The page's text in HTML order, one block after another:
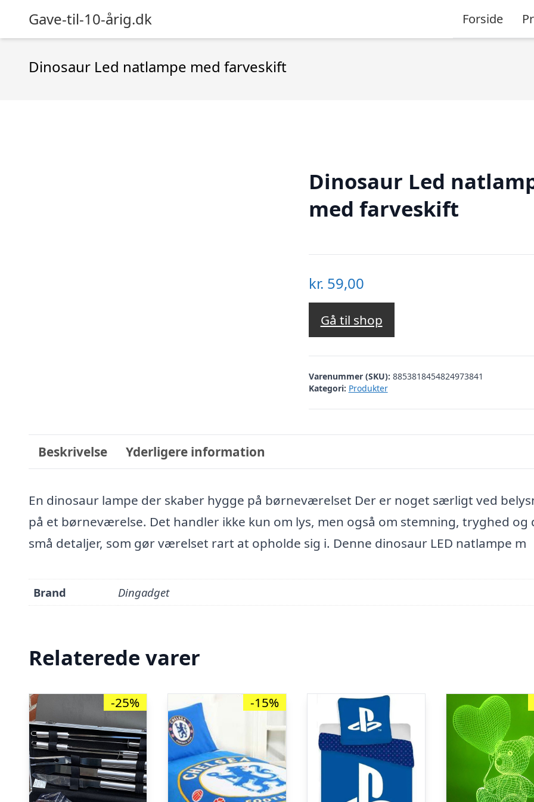
Gave-til-10-årig.dk Forside
Dinosaur Led natlampe med farveskift
Dinosaur Led
med farveskift
kr. 59,00
Gå til shop
Varenummer (SKU): 8853818454824973841
Kategori: Produkter
Beskrivelse Yderligere information
En dinosaur lampe der skaber hygge på børneværelset Der er noget særligt ved
på et børneværelse. Det handler ikke kun om lys, men også om stemning, tryghed og
små detaljer, som gør værelset rart at opholde sig i. Denne dinosaur LED natlampe m
Brand Dingadget
Relaterede varer
-25% -15%